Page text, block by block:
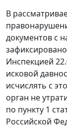
В
документов с
Инспекцией
исковой
исчислять с
орган не
по пункту 1
Российской